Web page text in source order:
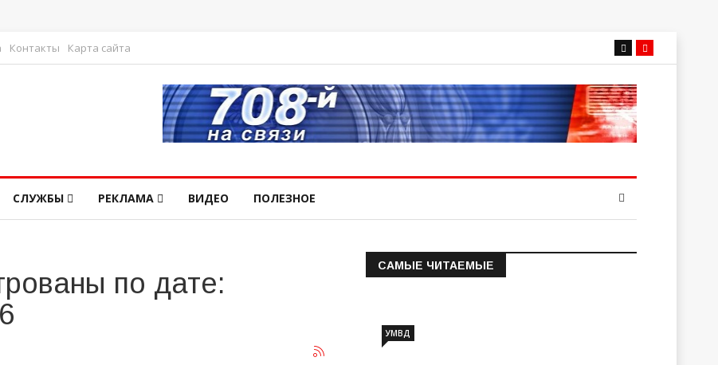
Контакты Карта сайта
СЛУЖБЫ РЕКЛАМА ВИДЕО ПОЛЕЗНОЕ
по дате:
САМЫЕ ЧИТАЕМЫЕ
Информация о состоянии
УМВД